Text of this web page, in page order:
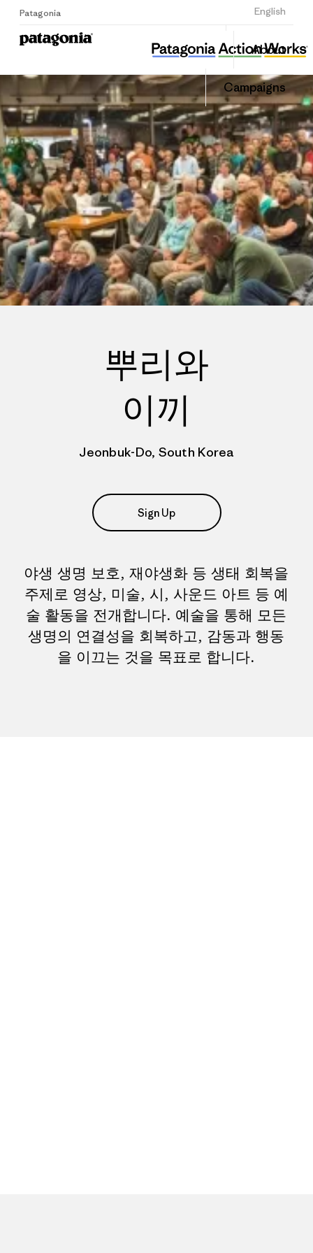
Patagonia English
Sign Up
About
Campaigns
뿌리와 이끼
Share
this
Share
on
뿌리와
이끼
Jeonbuk-Do, South Korea
Sign Up
야생 생명 보호, 재야생화 등 생태 회복을
주제로 영상, 미술, 시, 사운드 아트 등 예
술 활동을 전개합니다. 예술을 통해 모든
생명의 연결성을 회복하고, 감동과 행동
을 이끄는 것을 목표로 합니다.